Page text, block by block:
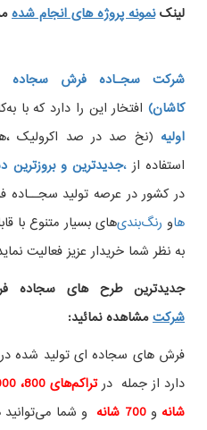
لینکنمونه پروژه های انجام شده
شرکت سجـاده فرش سجاده
کاشان) افتخار این را دارد که با
اولیه (نخ صد در صد اکرولیک
استفاده ازجدیدترین و،
در کشور در عرصه تولید سجــاده
هاو های بسیار متنوع با
به نظر شما خریدار عزیز فعالیت
جدیدترین طرح های سجاده
شرکتمشاهده نمائید:
فرش های سجاده ای تولید شده در
دارد از جمله درتراکم‌های 800، 1000، 1200 . 2550
شانه و700 شانه و شما می‌توانید